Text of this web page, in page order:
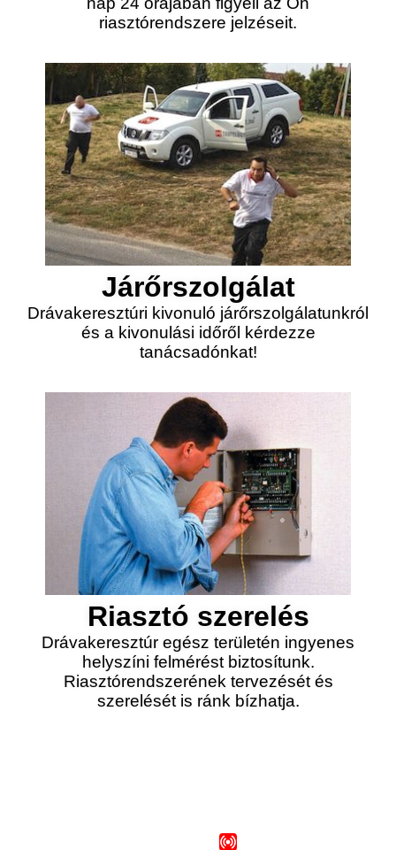
riasztórendszere jelzéseit.
Járőrszolgálat
Drávakeresztúri kivonuló járőrszolgálatunkról
és a kivonulási időről kérdezze
tanácsadónkat!
Riasztó szerelés
Drávakeresztúr egész területén ingyenes
helyszíni felmérést biztosítunk.
Riasztórendszerének tervezését és
szerelését is ránk bízhatja.